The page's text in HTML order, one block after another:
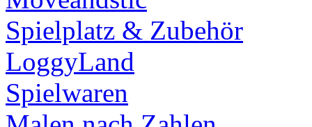
Spielplatz & Zubehör
LoggyLand
Spielwaren